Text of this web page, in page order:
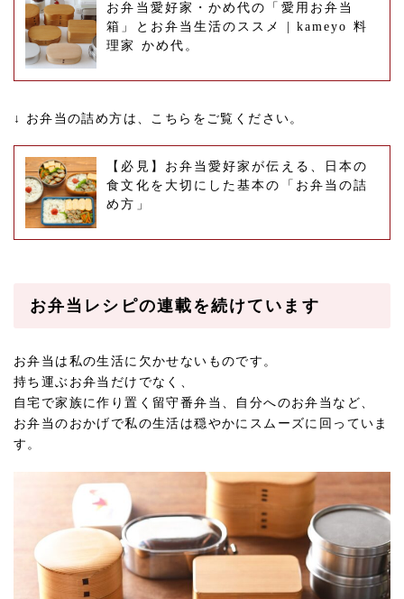
お弁当愛好家・かめ代の「愛用お弁当
箱」とお弁当生活のススメ | kameyo 料
理家 かめ代。
↓ お弁当の詰め方は、こちらをご覧ください。
【必見】お弁当愛好家が伝える、日本の
食文化を大切にした基本の「お弁当の詰
め方」
お弁当レシピの連載を続けています
お弁当は私の生活に欠かせないものです。
持ち運ぶお弁当だけでなく、
自宅で家族に作り置く留守番弁当、自分へのお弁当など、
お弁当のおかげで私の生活は穏やかにスムーズに回っていま
す。